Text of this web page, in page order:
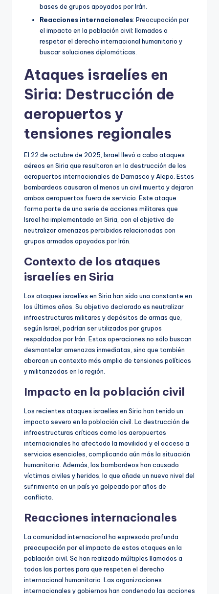
bases de grupos apoyados por Irán.
Reacciones internacionales: Preocupación por
el impacto en la población civil; llamados a
respetar el derecho internacional humanitario y
buscar soluciones diplomáticas.
Ataques israelíes en
Siria: Destrucción de
aeropuertos y
tensiones regionales
El 22 de octubre de 2025, Israel llevó a cabo ataques
aéreos en Siria que resultaron en la destrucción de los
aeropuertos internacionales de Damasco y Alepo. Estos
bombardeos causaron al menos un civil muerto y dejaron
ambos aeropuertos fuera de servicio. Este ataque
forma parte de una serie de acciones militares que
Israel ha implementado en Siria, con el objetivo de
neutralizar amenazas percibidas relacionadas con
grupos armados apoyados por Irán.
Contexto de los ataques
israelíes en Siria
Los ataques israelíes en Siria han sido una constante en
los últimos años. Su objetivo declarado es neutralizar
infraestructuras militares y depósitos de armas que,
según Israel, podrían ser utilizados por grupos
respaldados por Irán. Estas operaciones no sólo buscan
desmantelar amenazas inmediatas, sino que también
abarcan un contexto más amplio de tensiones políticas
y militarizadas en la región.
Impacto en la población civil
Los recientes ataques israelíes en Siria han tenido un
impacto severo en la población civil. La destrucción de
infraestructuras críticas como los aeropuertos
internacionales ha afectado la movilidad y el acceso a
servicios esenciales, complicando aún más la situación
humanitaria. Además, los bombardeos han causado
víctimas civiles y heridos, lo que añade un nuevo nivel del
sufrimiento en un país ya golpeado por años de
conflicto.
Reacciones internacionales
La comunidad internacional ha expresado profunda
preocupación por el impacto de estos ataques en la
población civil. Se han realizado múltiples llamados a
todas las partes para que respeten el derecho
internacional humanitario. Las organizaciones
internacionales y gobiernos han condenado las acciones